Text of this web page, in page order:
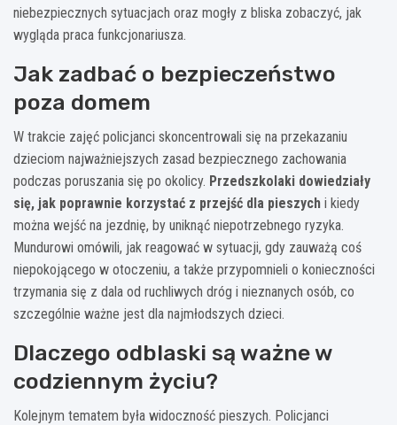
niebezpiecznych sytuacjach oraz mogły z bliska zobaczyć, jak
wygląda praca funkcjonariusza.
Jak zadbać o bezpieczeństwo
poza domem
W trakcie zajęć policjanci skoncentrowali się na przekazaniu
dzieciom najważniejszych zasad bezpiecznego zachowania
podczas poruszania się po okolicy. Przedszkolaki dowiedziały
się, jak poprawnie korzystać z przejść dla pieszych i kiedy
można wejść na jezdnię, by uniknąć niepotrzebnego ryzyka.
Mundurowi omówili, jak reagować w sytuacji, gdy zauważą coś
niepokojącego w otoczeniu, a także przypomnieli o konieczności
trzymania się z dala od ruchliwych dróg i nieznanych osób, co
szczególnie ważne jest dla najmłodszych dzieci.
Dlaczego odblaski są ważne w
codziennym życiu?
Kolejnym tematem była widoczność pieszych. Policjanci